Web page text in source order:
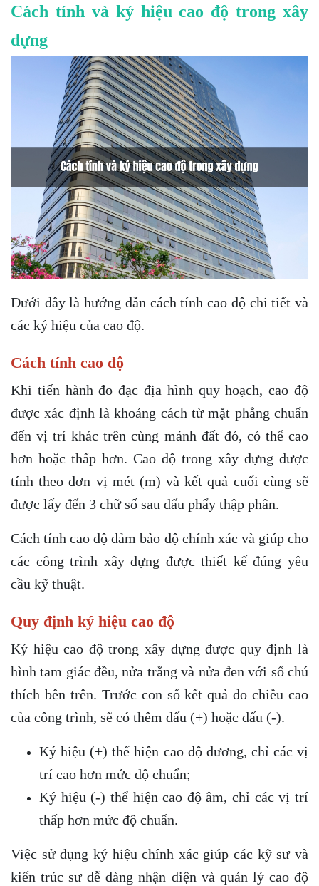
Cách tính và ký hiệu cao độ trong xây
dựng
Dưới đây là hướng dẫn cách tính cao độ chi tiết và
các ký hiệu của cao độ.
Cách tính cao độ
Khi tiến hành đo đạc địa hình quy hoạch, cao độ
được xác định là khoảng cách từ mặt phẳng chuẩn
đến vị trí khác trên cùng mảnh đất đó, có thể cao
hơn hoặc thấp hơn. Cao độ trong xây dựng được
tính theo đơn vị mét (m) và kết quả cuối cùng sẽ
được lấy đến 3 chữ số sau dấu phẩy thập phân.
Cách tính cao độ đảm bảo độ chính xác và giúp cho
các công trình xây dựng được thiết kế đúng yêu
cầu kỹ thuật.
Quy định ký hiệu cao độ
Ký hiệu cao độ trong xây dựng được quy định là
hình tam giác đều, nửa trắng và nửa đen với số chú
thích bên trên. Trước con số kết quả đo chiều cao
của công trình, sẽ có thêm dấu (+) hoặc dấu (-).
Ký hiệu (+) thể hiện cao độ dương, chỉ các vị
trí cao hơn mức độ chuẩn;
Ký hiệu (-) thể hiện cao độ âm, chỉ các vị trí
thấp hơn mức độ chuẩn.
Việc sử dụng ký hiệu chính xác giúp các kỹ sư và
kiến trúc sư dễ dàng nhận diện và quản lý cao độ